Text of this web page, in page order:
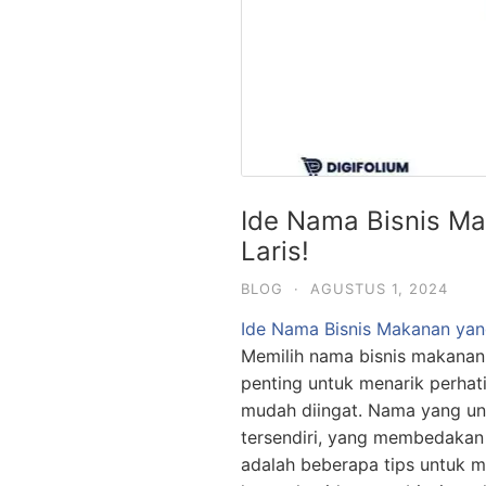
Ide Nama Bisnis
Laris!
BLOG · AGUSTUS 1, 2024
Ide Nama Bisnis Makanan
Memilih nama bisnis
penting untuk menarik
mudah diingat. Nama yang
tersendiri, yang
adalah beberapa tips untuk